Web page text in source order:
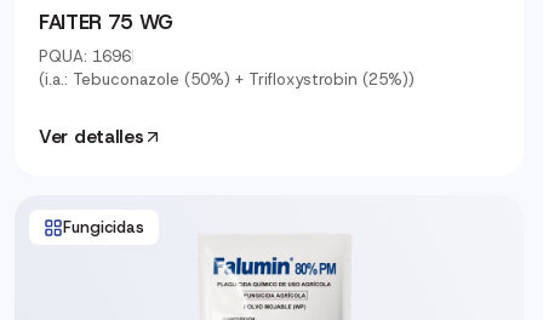
FAITER 75 WG
PQUA: 1696|
(i.a.: Tebuconazole (50%) + Trifloxystrobin (25%))
Ver detalles
Fungicidas